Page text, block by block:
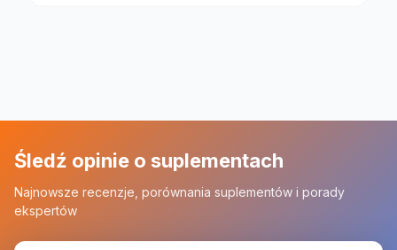
Śledź opinie o suplementach
Najnowsze recenzje, porównania suplementów i porady
ekspertów